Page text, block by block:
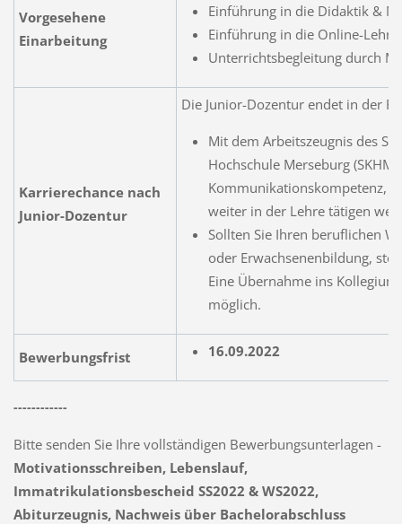
Vorgesehene
Einarbeitung
Einführung in die Didaktik &
Einführung in die Online-
Unterrichtsbegleitung durch
Karrierechance nach
Junior-Dozentur
Die Junior-Dozentur endet in der
Mit dem Arbeitszeugnis des
Hochschule Merseburg
Kommunikationskompetenz,
weiter in der Lehre tätigen
Sollten Sie Ihren beruflichen
oder Erwachsenenbildung,
Eine Übernahme ins
möglich.
Bewerbungsfrist 16.09.2022
------------
Bitte senden Sie Ihre vollständigen Bewerbungsunterlagen -
Motivationsschreiben, Lebenslauf,
Immatrikulationsbescheid SS2022 & WS2022,
Abiturzeugnis, Nachweis über Bachelorabschluss